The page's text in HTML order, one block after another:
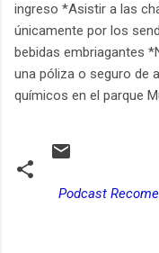
ingreso *Asistir a las
únicamente por los
bebidas embriagantes
una póliza o seguro de
químicos en el parque
Podcast